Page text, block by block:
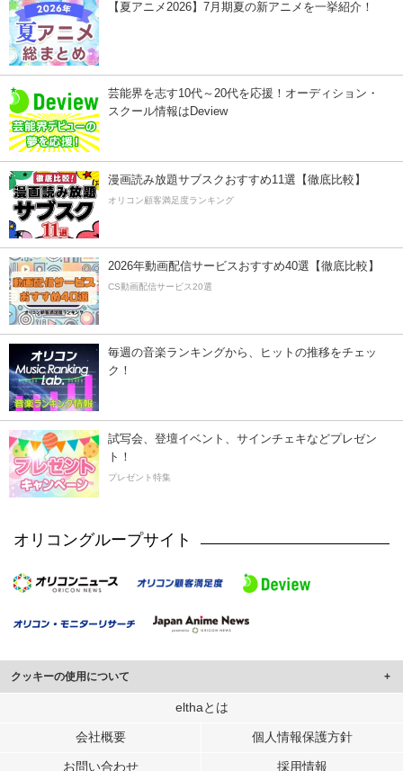
【夏アニメ2026】7月期夏の新アニメを一挙紹介！
芸能界を志す10代～20代を応援！オーディション・
スクール情報はDeview
漫画読み放題サブスクおすすめ11選【徹底比較】
オリコン顧客満足度ランキング
2026年動画配信サービスおすすめ40選【徹底比較】
CS動画配信サービス20選
毎週の音楽ランキングから、ヒットの推移をチェッ
ク！
試写会、登壇イベント、サインチェキなどプレゼン
ト！
プレゼント特集
オリコングループサイト
クッキーの使用について
このサイトでは Cookie を使用して、ユーザーに合わせたコンテンツや広告の
行っています。
メディアや広告配信、データ解析の各パートナーに提供しています。
elthaとは
会社概要 個人情報保護方針
お問い合わせ 採用情報